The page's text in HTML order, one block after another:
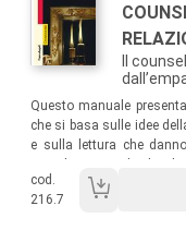
Titolo:
Il
Questo manuale
che si basa sulle idee
e sulla lettura che
cod.
216.7